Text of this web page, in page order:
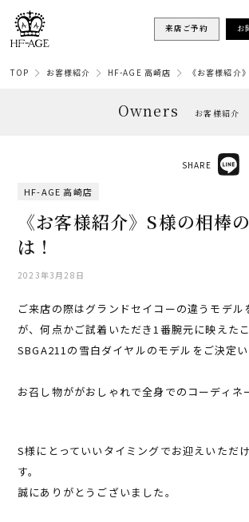
来店ご予約 お
TOP お客様紹介 HF-AGE 高崎店 《お客様紹介
Owners お客様紹介
HF-AGE 高崎店
《お客様紹介》S様の相棒
は！
2023年3月28日
SHARE
ご来店の際はグランドセイコーの違うモデル
が、何点かご試着いただき1番腕元に映えた
SBGA211の雪白ダイヤルのモデルをご決定
お召し物ががおしゃれで全身でのコーディ
S様にとっていいタイミングでお迎えいただ
す。
誠にありがとうございました。